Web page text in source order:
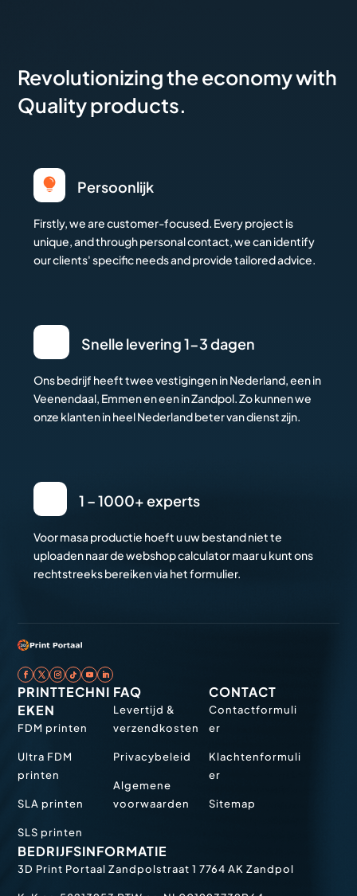
Revolutionizing the economy with
Quality products.
 Persoonlijk
Firstly, we are customer-focused. Every project is
unique, and through personal contact, we can identify
our clients' specific needs and provide tailored advice.
Snelle levering 1-3 dagen
Ons bedrijf heeft twee vestigingen in Nederland, een in
Veenendaal, Emmen en een in Zandpol. Zo kunnen we
onze klanten in heel Nederland beter van dienst zijn.
1 – 1000+ experts
Voor masa productie hoeft u uw bestand niet te
uploaden naar de webshop calculator maar u kunt ons
rechtstreeks bereiken via het formulier.
PRINTTECHNI
EKEN
FDM printen
Ultra FDM
printen
SLA printen
SLS printen
FAQ
Levertijd &
verzendkosten
Privacybeleid
Algemene
voorwaarden
CONTACT
Contactformuli
er
Klachtenformuli
er
Sitemap
BEDRIJFSINFORMATIE
3D Print Portaal Zandpolstraat 1 7764 AK Zandpol